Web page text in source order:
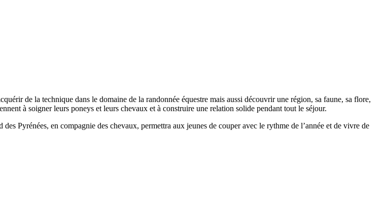
de la technique dans le domaine de la randonnée équestre mais aussi découvrir une région, sa faune, sa flore,
à soigner leurs poneys et leurs chevaux et à construire une relation solide pendant tout le séjour.
Pyrénées, en compagnie des chevaux, permettra aux jeunes de couper avec le rythme de l’année et de vivre de